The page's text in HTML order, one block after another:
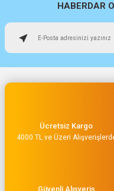
HABERDAR
Ücretsiz Kargo
4000 TL ve Üzeri
Güvenli Alışveriş